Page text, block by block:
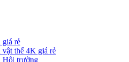
giá rẻ
vật thể 4K giá rẻ
Hội trường